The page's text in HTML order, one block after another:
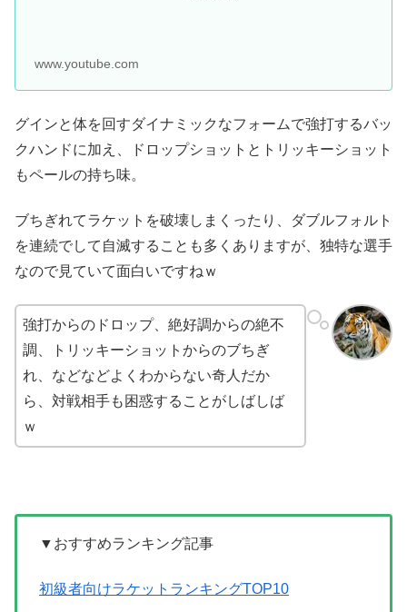
www.youtube.com
グインと体を回すダイナミックなフォームで強打するバッ
クハンドに加え、ドロップショットとトリッキーショット
もペールの持ち味。
ブちぎれてラケットを破壊しまくったり、ダブルフォルト
を連続でして自滅することも多くありますが、独特な選手
なので見ていて面白いですねｗ
強打からのドロップ、絶好調からの絶不
調、トリッキーショットからのブちぎ
れ、などなどよくわからない奇人だか
ら、対戦相手も困惑することがしばしば
ｗ
▼おすすめランキング記事
初級者向けラケットランキングTOP10